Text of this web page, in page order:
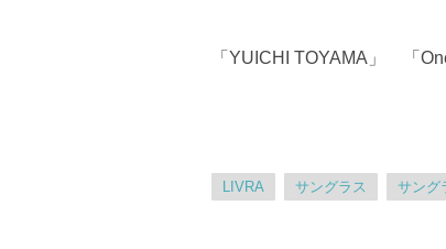
「YUICHI TOYAMA」 「
LIVRA サングラス サング